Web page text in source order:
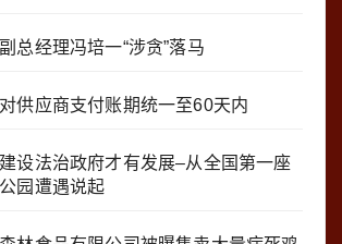
总经理冯培一“涉贪”落马
供应商支付账期统一至60天内
设法治政府才有发展–从全国第一座
园遭遇说起